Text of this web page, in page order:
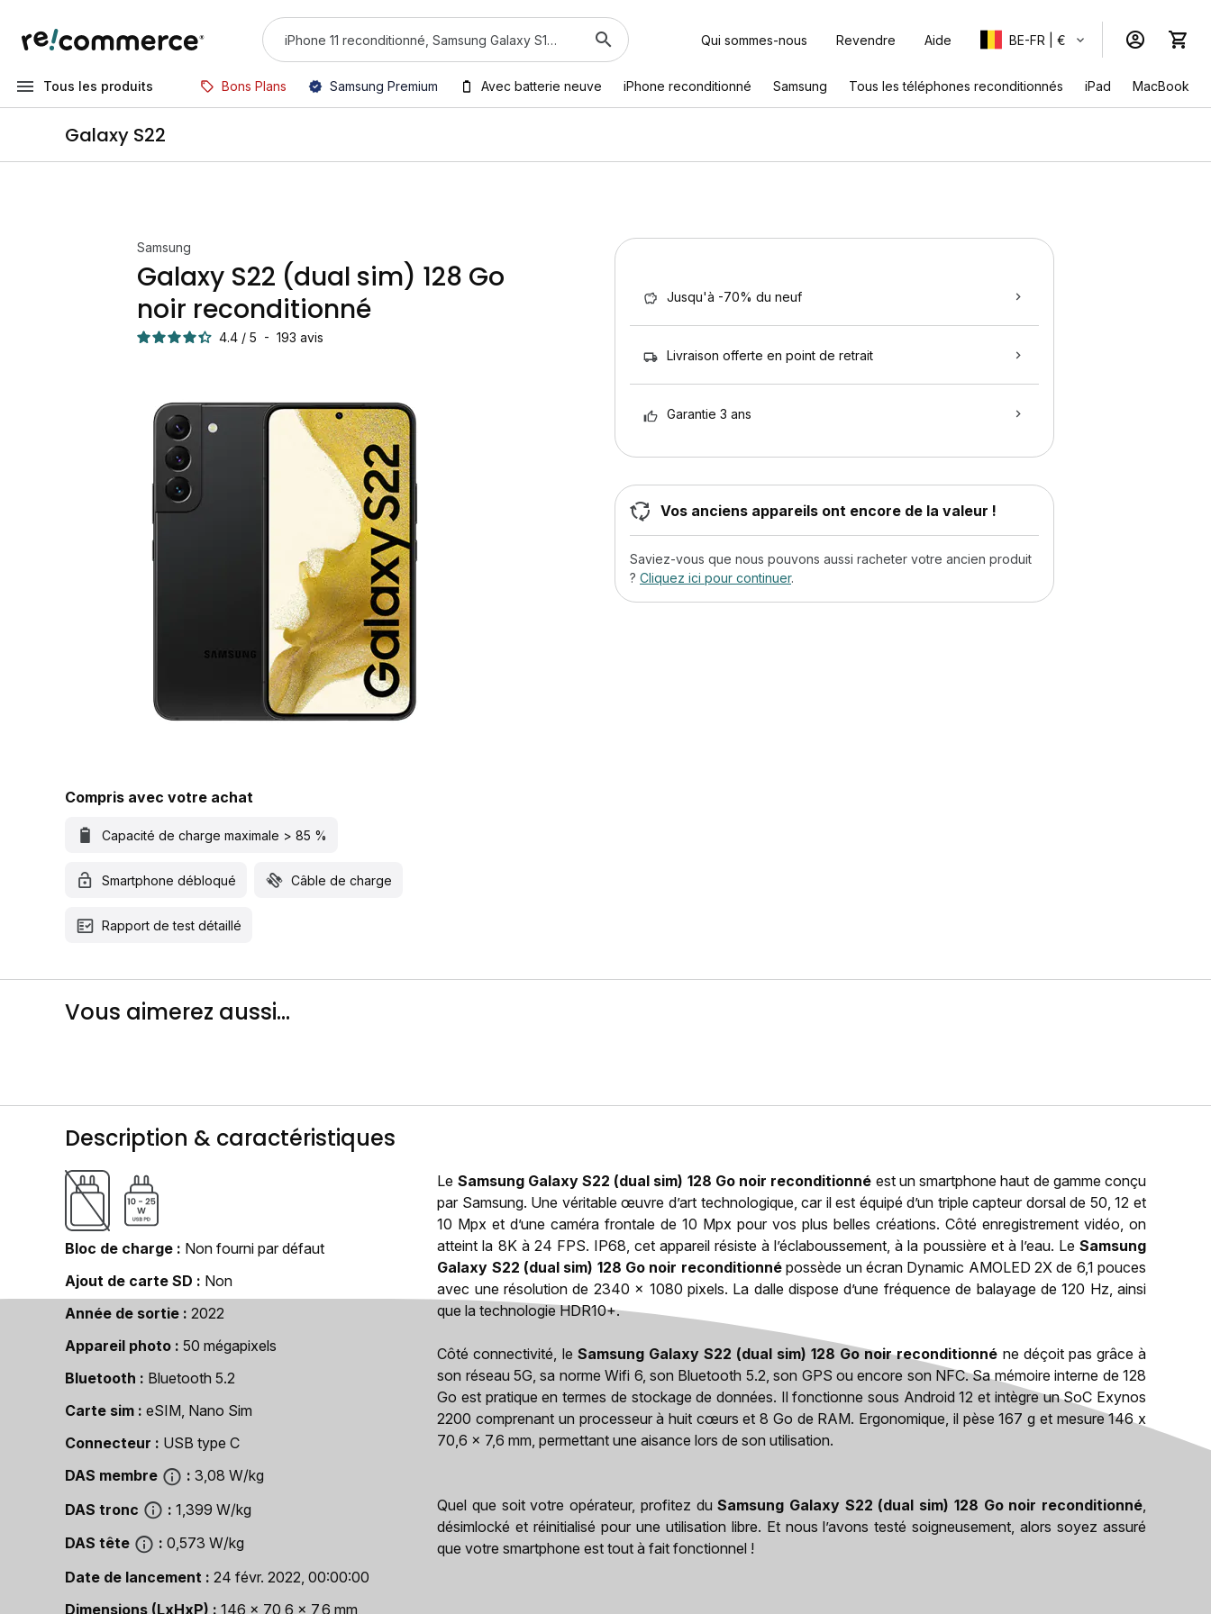
Qui sommes-nous Revendre Aide BE-FR | €
Tous les produits Bons Plans Samsung Premium Avec batterie neuve iPhone reconditionné Samsung Tous les téléphones reconditionnés iPad MacBook
Galaxy S22
Samsung
Galaxy S22 (dual sim) 128 Go
noir reconditionné
4.4 / 5 - 193 avis
Compris avec votre achat
Capacité de charge maximale > 85 %
Smartphone débloqué Câble de charge
Rapport de test détaillé
Jusqu'à -70% du neuf
Livraison offerte en point de retrait
Garantie 3 ans
Vos anciens appareils ont encore de la valeur !
Saviez-vous que nous pouvons aussi racheter votre ancien produit
? Cliquez ici pour continuer.
Vous aimerez aussi...
Description & caractéristiques
Bloc de charge
Non fourni par défaut
Ajout de carte SD
Non
Année de sortie
2022
Appareil photo
50 mégapixels
Bluetooth
Bluetooth 5.2
Carte sim
eSIM, Nano Sim
Connecteur
USB type C
DAS membre
3,08 W/kg
DAS tronc
1,399 W/kg
DAS tête
0,573 W/kg
Date de lancement
24 févr. 2022, 00:00:00
Dimensions (LxHxP)
146 x 70,6 x 7,6 mm
Le Samsung Galaxy S22 (dual sim) 128 Go noir reconditionné est un smartphone haut de gamme conçu
par Samsung. Une véritable œuvre d’art technologique, car il est équipé d’un triple capteur dorsal de 50, 12 et
10 Mpx et d’une caméra frontale de 10 Mpx pour vos plus belles créations. Côté enregistrement vidéo, on
atteint la 8K à 24 FPS. IP68, cet appareil résiste à l’éclaboussement, à la poussière et à l’eau. Le Samsung
Galaxy S22 (dual sim) 128 Go noir reconditionnépossède un écran Dynamic AMOLED 2X de 6,1 pouces
avec une résolution de 2340 x 1080 pixels. La dalle dispose d’une fréquence de balayage de 120 Hz, ainsi
que la technologie HDR10+.
Côté connectivité, le Samsung Galaxy S22 (dual sim) 128 Go noir reconditionné ne déçoit pas grâce à
son réseau 5G, sa norme Wifi 6, son Bluetooth 5.2, son GPS ou encore son NFC. Sa mémoire interne de 128
Go est pratique en termes de stockage de données. Il fonctionne sous Android 12 et intègre un SoC Exynos
2200 comprenant un processeur à huit cœurs et 8 Go de RAM. Ergonomique, il pèse 167 g et mesure 146 x
70,6 x 7,6 mm, permettant une aisance lors de son utilisation.
Quel que soit votre opérateur, profitez duSamsung Galaxy S22 (dual sim) 128 Go noir reconditionné,
désimlocké et réinitialisé pour une utilisation libre. Et nous l’avons testé soigneusement, alors soyez assuré
que votre smartphone est tout à fait fonctionnel !